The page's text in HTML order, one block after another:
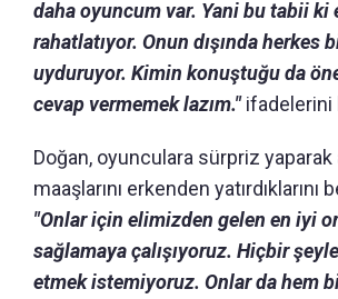
daha oyuncum var. Yani bu tabii ki
rahatlatıyor. Onun dışında herkes
uyduruyor. Kimin konuştuğu da
cevap vermemek lazım."ifadelerini
Doğan, oyunculara sürpriz
maaşlarını erkenden yatırdıklarını
"Onlar için elimizden gelen en iyi
sağlamaya çalışıyoruz. Hiçbir
etmek istemiyoruz. Onlar da hem